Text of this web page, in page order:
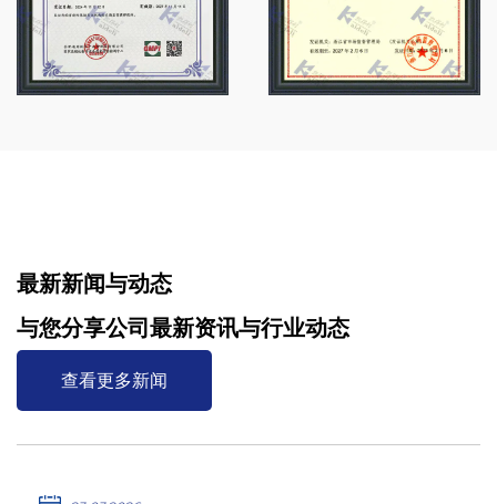
安井、思念等； 中央厨房：麦金地、绿成、味知香等； 屠
宰企业：温氏、鑫宁等； 食用菌工厂化种植企业：香如生
物、贵旺、华绿、众兴菌业、丽莎等； 医药企业：上海医
最新新闻与动态
与您分享公司最新资讯与行业动态
查看更多新闻